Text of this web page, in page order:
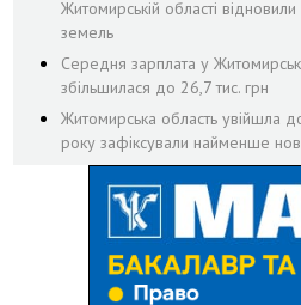
Житомирській області
земель
Середня зарплата у
збільшилася до 26,7 тис. грн
Житомирська область увійшла
року зафіксували найменше